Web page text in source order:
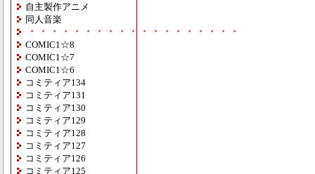
自主製作アニメ
同人音楽
・・・・・・・・・・・・・・・・・・・
COMIC1☆8
COMIC1☆7
COMIC1☆6
コミティア134
コミティア131
コミティア130
コミティア129
コミティア128
コミティア127
コミティア126
コミティア125